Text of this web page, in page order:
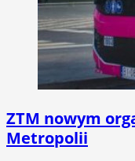
ZTM nowym
Metropolii